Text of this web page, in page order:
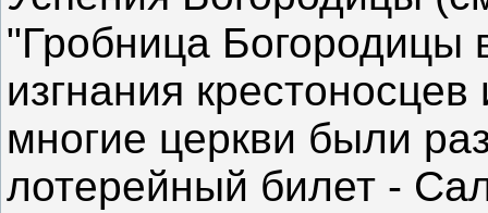
"Гробница
изгнания
многие церкви были
лотерейный билет -